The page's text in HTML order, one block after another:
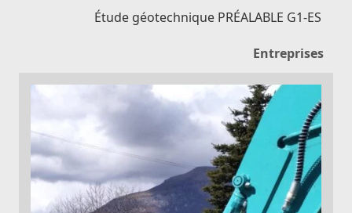
Étude géotechnique PRÉALABLE G1-ES
Entreprises